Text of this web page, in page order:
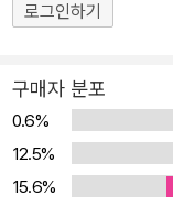
로그인하기
구매자 분포
0.6%
12.5%
15.6%